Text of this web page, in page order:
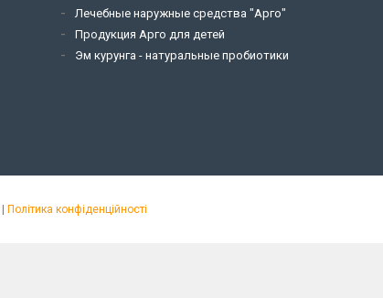
Лечебные наружные средства "Арго"
Продукция Арго для детей
Эм курунга - натуральные пробиотики
| Політика конфіденційності